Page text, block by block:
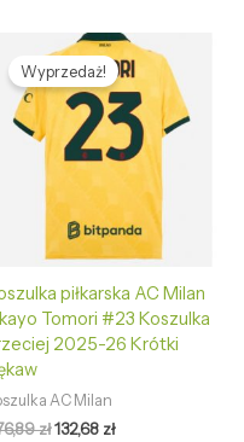
Wyprzedaż!
piłkarska AC Milan
Tomori #23 Koszulka
2025-26 Krótki
AC Milan
zł
Pierwotna
cena
wynosiła:
476,89 zł.
132,68 zł
Aktualna
cena
wynosi:
132,68 zł.